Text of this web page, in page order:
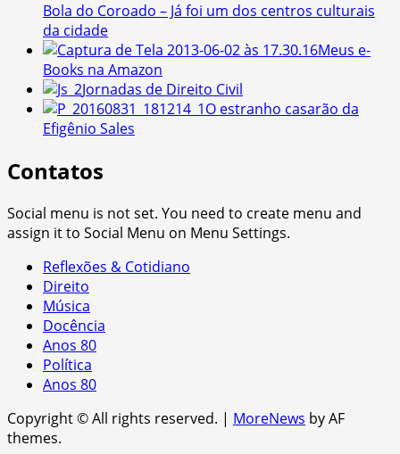
Bola do Coroado – Já foi um dos centros culturais
da cidade
Meus e-
Books na Amazon
Jornadas de Direito Civil
O estranho casarão da
Efigênio Sales
Contatos
Social menu is not set. You need to create menu and
assign it to Social Menu on Menu Settings.
Reflexões & Cotidiano
Direito
Música
Docência
Anos 80
Política
Anos 80
Copyright © All rights reserved. | MoreNews by AF
themes.